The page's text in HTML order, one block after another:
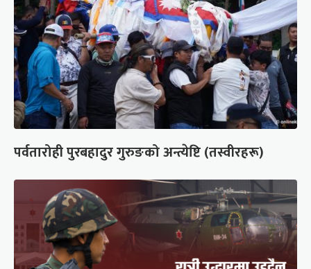
पर्वतारोही पुरबहादुर गुरुङको अन्त्येष्टि (तस्वीरहरू)